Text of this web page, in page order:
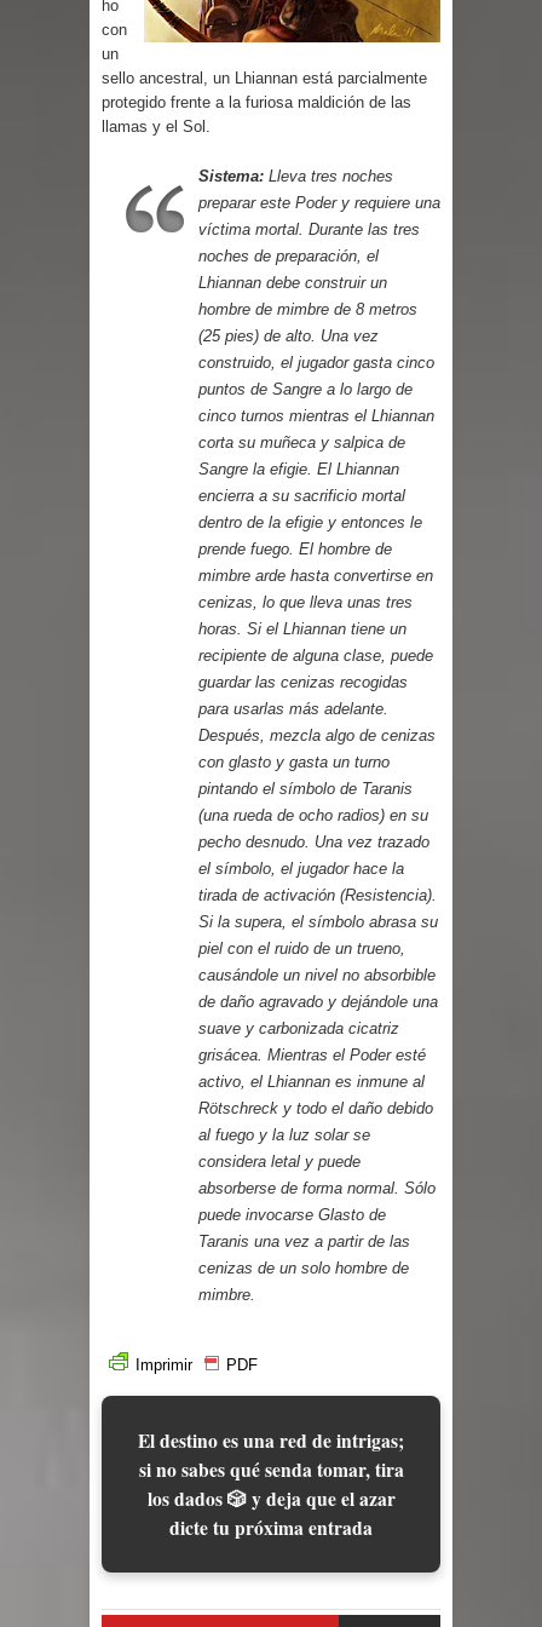
Parte 02: Un Bicho Raro
ho
con
un
sello ancestral, un Lhiannan está parcialmente
protegido frente a la furiosa maldición de las
llamas y el Sol.
Sistema: Lleva tres noches
preparar este Poder y requiere una
víctima mortal. Durante las tres
noches de preparación, el
Lhiannan debe construir un
hombre de mimbre de 8 metros
(25 pies) de alto. Una vez
construido, el jugador gasta cinco
puntos de Sangre a lo largo de
cinco turnos mientras el Lhiannan
corta su muñeca y salpica de
Sangre la efigie. El Lhiannan
encierra a su sacrificio mortal
dentro de la efigie y entonces le
prende fuego. El hombre de
mimbre arde hasta convertirse en
cenizas, lo que lleva unas tres
horas. Si el Lhiannan tiene un
recipiente de alguna clase, puede
guardar las cenizas recogidas
para usarlas más adelante.
Después, mezcla algo de cenizas
con glasto y gasta un turno
pintando el símbolo de Taranis
(una rueda de ocho radios) en su
pecho desnudo. Una vez trazado
el símbolo, el jugador hace la
tirada de activación (Resistencia).
Si la supera, el símbolo abrasa su
piel con el ruido de un trueno,
causándole un nivel no absorbible
de daño agravado y dejándole una
suave y carbonizada cicatriz
grisácea. Mientras el Poder esté
activo, el Lhiannan es inmune al
Rötschreck y todo el daño debido
al fuego y la luz solar se
considera letal y puede
absorberse de forma normal. Sólo
puede invocarse Glasto de
Taranis una vez a partir de las
cenizas de un solo hombre de
mimbre.
Imprimir PDF
El destino es una red de intrigas;
si no sabes qué senda tomar, tira
los dados 🎲 y deja que el azar
dicte tu próxima entrada